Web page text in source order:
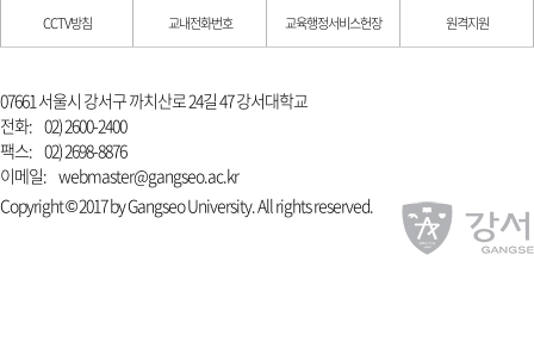
CCTV방침 교내전화번호 교육행정서비스헌장 원격지원
07661 서울시 강서구 까치산로 24길 47 강서대학교
전화: 02) 2600-2400
팩스: 02) 2698-8876
이메일: webmaster@gangseo.ac.kr
Copyright © 2017 by Gangseo University. All rights reserved.